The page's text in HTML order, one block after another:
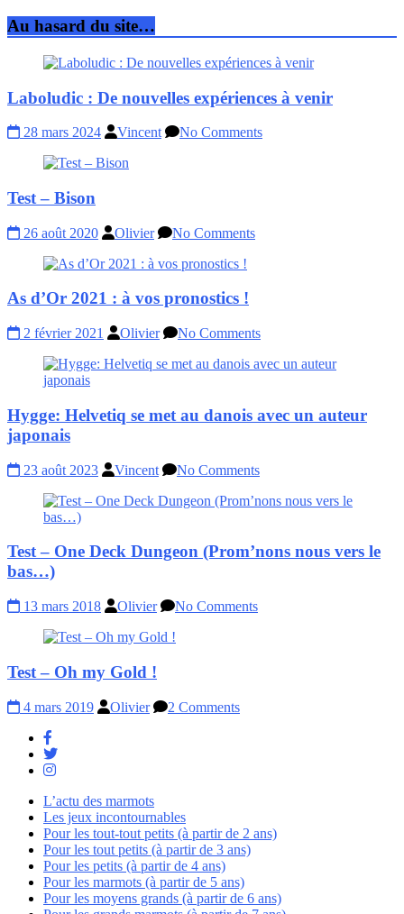
Au hasard du site…
Laboludic : De nouvelles expériences à venir
28 mars 2024 Vincent No Comments
Test – Bison
26 août 2020 Olivier No Comments
As d’Or 2021 : à vos pronostics !
2 février 2021 Olivier No Comments
Hygge: Helvetiq se met au danois avec un auteur
japonais
23 août 2023 Vincent No Comments
Test – One Deck Dungeon (Prom’nons nous vers le
bas…)
13 mars 2018 Olivier No Comments
Test – Oh my Gold !
4 mars 2019 Olivier 2 Comments
L’actu des marmots
Les jeux incontournables
Pour les tout-tout petits (à partir de 2 ans)
Pour les tout petits (à partir de 3 ans)
Pour les petits (à partir de 4 ans)
Pour les marmots (à partir de 5 ans)
Pour les moyens grands (à partir de 6 ans)